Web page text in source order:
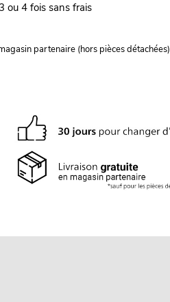
ou 4 fois sans frais
partenaire (hors pièces détachées)